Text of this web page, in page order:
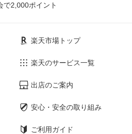
で2,000ポイント
楽天市場トップ
楽天のサービス一覧
出店のご案内
安心・安全の取り組み
ご利用ガイド